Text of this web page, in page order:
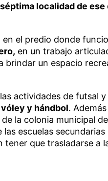
localidad de
el predio donde
en un trabajo
brindar un espacio
actividades de futsal
y hándbol.
la colonia municipal
escuelas
tener que trasladarse a